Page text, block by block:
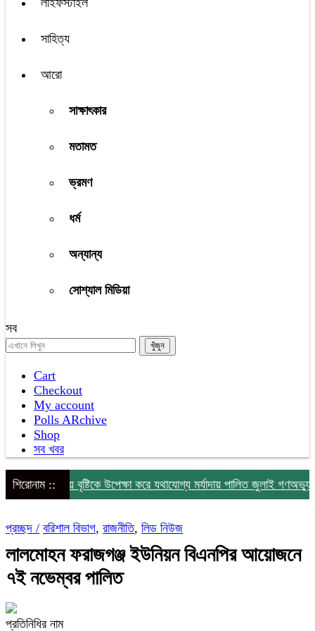
লাইফস্টাইল
সাহিত্য
আরো
সাক্ষাৎকার
মতামত
ভ্রমণ
ধর্ম
অন্যান্য
সোশ্যাল মিডিয়া
সব
Cart
Checkout
My account
Polls ARchive
Shop
সব খবর
শিরোনাম ::
গাইবান্ধায় বৃষ্টিকে উপেক্ষা করে যথাযোগ্য মর্যাদায় পালিত জুলাই গণঅভ্যুত্থান
প্রচ্ছদ / বরিশাল বিভাগ, রাজনীতি, লিড নিউজ
লালমোহন ফরাজগঞ্জ ইউনিয়ন বিএনপির আয়োজনে
৭ই নভেম্বর পালিত
প্রতিনিধির নাম